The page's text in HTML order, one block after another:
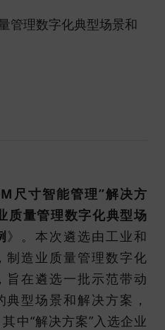
管理数字化典型场景和
尺寸智能管理”解决方
质量管理数字化典型场
》。本次遴选由工业和
制造业质量管理数字化
旨在遴选一批示范带动
型场景和解决方案，
中“解决方案”入选企业